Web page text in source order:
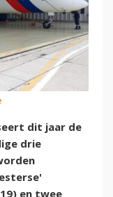
dit jaar de
drie
en twee